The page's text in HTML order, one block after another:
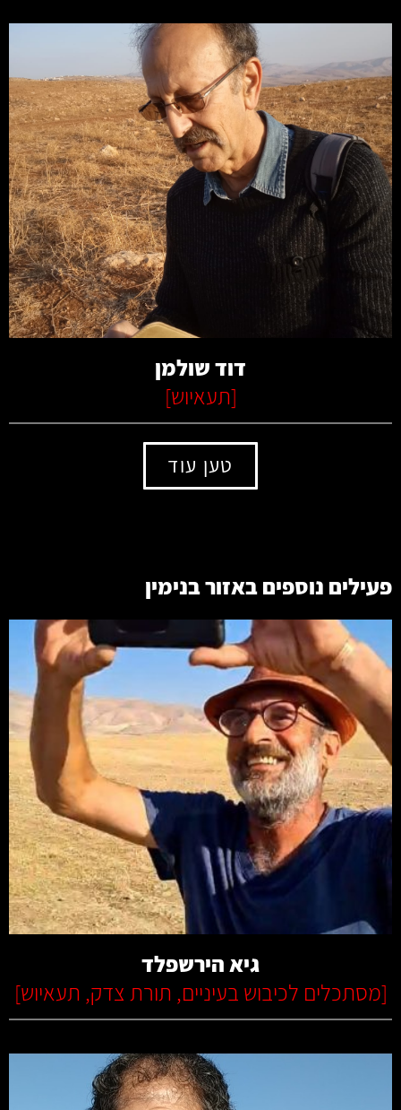
קרא עוד
דוד שולמן
[תעאיוש]
טען עוד
פעילים נוספים באזורבנימין
קרא עוד
גיא הירשפלד
[מסתכלים לכיבוש בעיניים, תורת צדק, תעאיוש]